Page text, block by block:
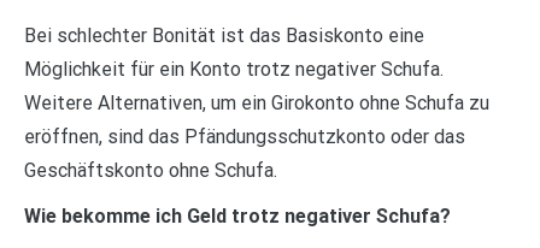
Bei schlechter Bonität ist das Basiskonto eine
Möglichkeit für ein Konto trotz negativer Schufa.
Weitere Alternativen, um ein Girokonto ohne Schufa zu
eröffnen, sind das Pfändungsschutzkonto oder das
Geschäftskonto ohne Schufa.
Wie bekomme ich Geld trotz negativer Schufa?